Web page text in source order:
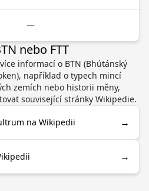
—
nebo FTT
informací o BTN (Bhútánský
například o typech mincí
zemích nebo historii měny,
související stránky Wikipedie.
na Wikipedii →
→